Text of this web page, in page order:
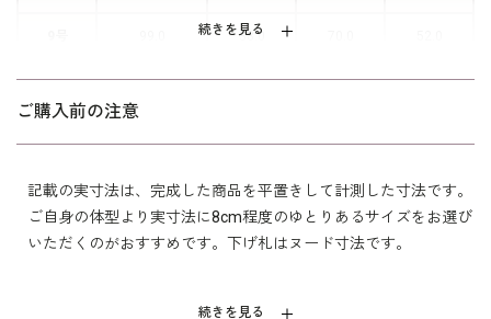
続きを見る
38.0
11号 103.0 38.5 70.5 52.5
17号 117.0 41.0 72.0 53.0
表地 トリアセテート75％
ご購入前の注意
続きを見る
記載の実寸法は、完成した商品を平置きして計測した寸法です。
ご自身の体型より実寸法に8cm程度のゆとりあるサイズをお選び
いただくのがおすすめです。下げ札はヌード寸法です。